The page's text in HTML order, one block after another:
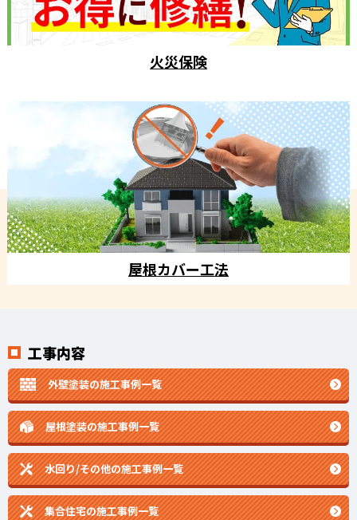
火災保険
屋根カバー工法
工事内容
外壁塗装の施工事例一覧
屋根塗装の施工事例一覧
水回り/その他の施工事例一覧
集合住宅の施工事例一覧